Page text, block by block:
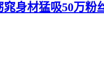
身材猛吸50万粉